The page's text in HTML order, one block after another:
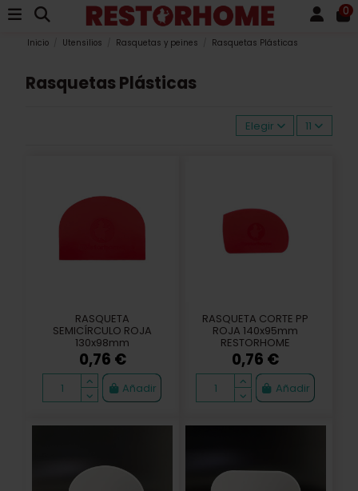
0
Inicio Utensilios Rasquetas y peines Rasquetas Plásticas
Rasquetas Plásticas
Elegir 11
RASQUETA
SEMICÍRCULO ROJA
130x98mm
RESTORHOME
0,76 €
Añadir
RASQUETA CORTE PP
ROJA 140x95mm
RESTORHOME
0,76 €
Añadir